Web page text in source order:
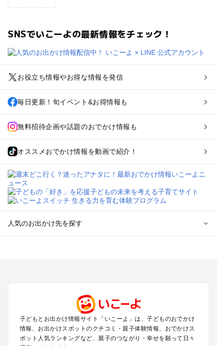
SNSでいこーよの最新情報をチェック！
お役立ち情報やお得な情報を発信
毎日更新！旬イベント&お得情報も
無料招待企画や話題のおでかけ情報も
オススメおでかけ情報を動画で紹介！
人気のお出かけ先を探す
関西のプールおでかけ
中国･四国のプールおでかけ
九州･沖縄のプールおでかけ
子どもとお出かけ情報サイト「いこーよ」は、子どものおでかけ
情報、お出かけスポットのクチコミ・親子体験情報、おでかけス
ポット人気ランキングなど、親子のつながり・幸せを願って日々